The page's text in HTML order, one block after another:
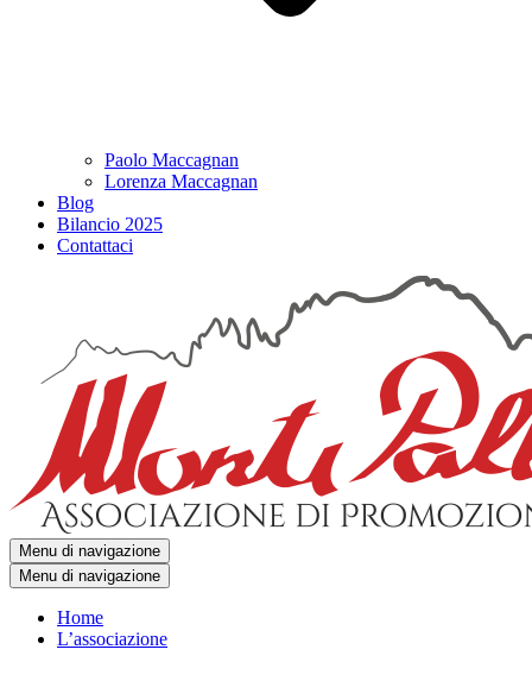
Paolo Maccagnan
Lorenza Maccagnan
Blog
Bilancio 2025
Contattaci
Menu di navigazione
Menu di navigazione
Home
L’associazione